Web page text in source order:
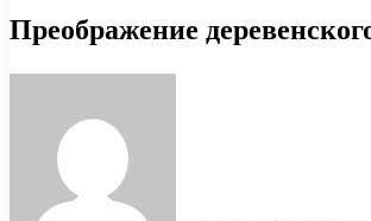
Преображение